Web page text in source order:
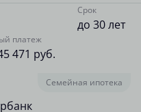
Срок
до 30 лет
платеж
471 руб.
Семейная ипотека